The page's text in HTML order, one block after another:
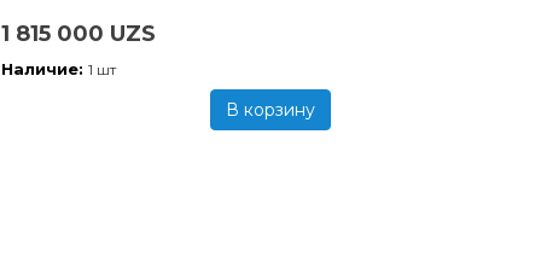
1 815 000 UZS
Наличие: 1 шт
В корзину